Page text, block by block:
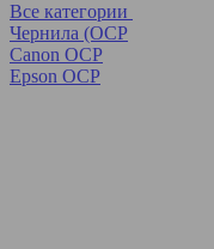
Все категории
Чернила (OCP
Canon OCP
Epson OCP